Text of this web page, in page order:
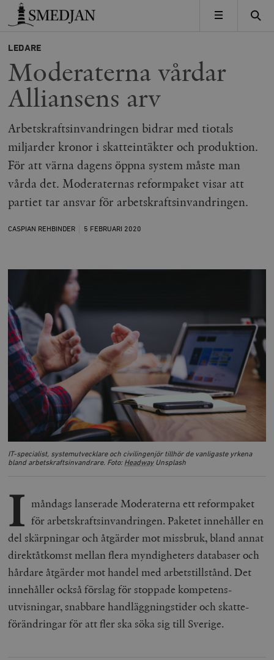
Timbro
MENY
LEDARE
Moderaterna vårdar
Alliansens arv
Arbetskraftsinvandringen bidrar med tiotals
miljarder kronor i skatteintäkter och produktion.
För att värna dagens öppna system måste man
vårda det. Moderaternas reformpaket visar att
partiet tar ansvar för arbetskraftsinvandringen.
CASPIAN REHBINDER 5 FEBRUARI 2020
IT-specialist, systemutvecklare och civilingenjör tillhör de vanligaste yrkena
bland arbetskraftsinvandrare. Foto: HeadwayUnsplash
I måndags lanserade Moderaterna ett reformpaket
för arbets­krafts­invandringen. Paketet innehåller en
del skärpningar och åtgärder mot missbruk, bland annat
direktåtkomst mellan flera myndigheters databaser och
hårdare åtgärder mot handel med arbets­tillstånd. Det
innehåller också förslag för stoppade kompetens­
utvisningar, snabbare handläggnings­tider och skatte­
förändringar för att fler ska söka sig till Sverige.